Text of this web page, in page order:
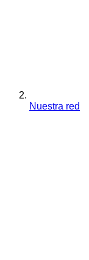
Nuestra red